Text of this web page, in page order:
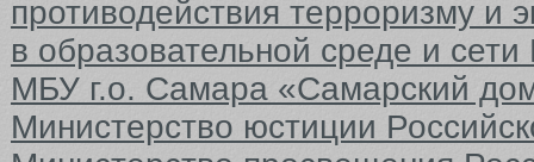
противодействия терроризму и
в образовательной среде и сети
МБУ г.о. Самара «Самарский
Министерство юстиции